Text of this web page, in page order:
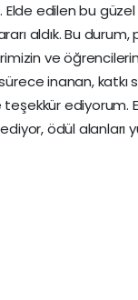
edilen bu
aldık. Bu
ve
inanan, katkı
ödül alanları